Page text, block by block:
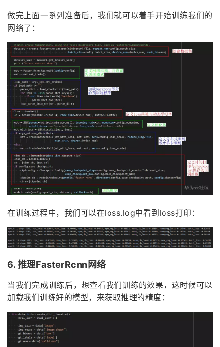
做完上面一系列准备后，我们就可以着手开始训练我们的
网络了：
在训练过程中，我们可以在loss.log中看到loss打印：
6. 推理FasterRcnn网络
当我们完成训练后，想查看我们训练的效果，这时候可以
加载我们训练好的模型，来获取推理的精度：